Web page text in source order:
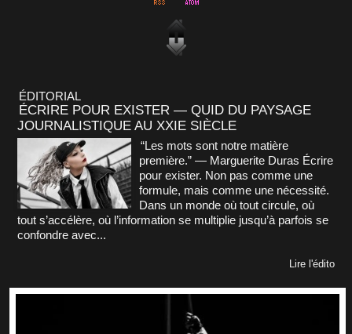
ÉDITORIAL
ÉCRIRE POUR EXISTER — QUID DU PAYSAGE
JOURNALISTIQUE AU XXIE SIÈCLE
“Les mots sont notre matière
première.” — Marguerite Duras Écrire
pour exister. Non pas comme une
formule, mais comme une nécessité.
Dans un monde où tout circule, où
tout s’accélère, où l’information se multiplie jusqu’à parfois se
confondre avec...
Lire l'édito